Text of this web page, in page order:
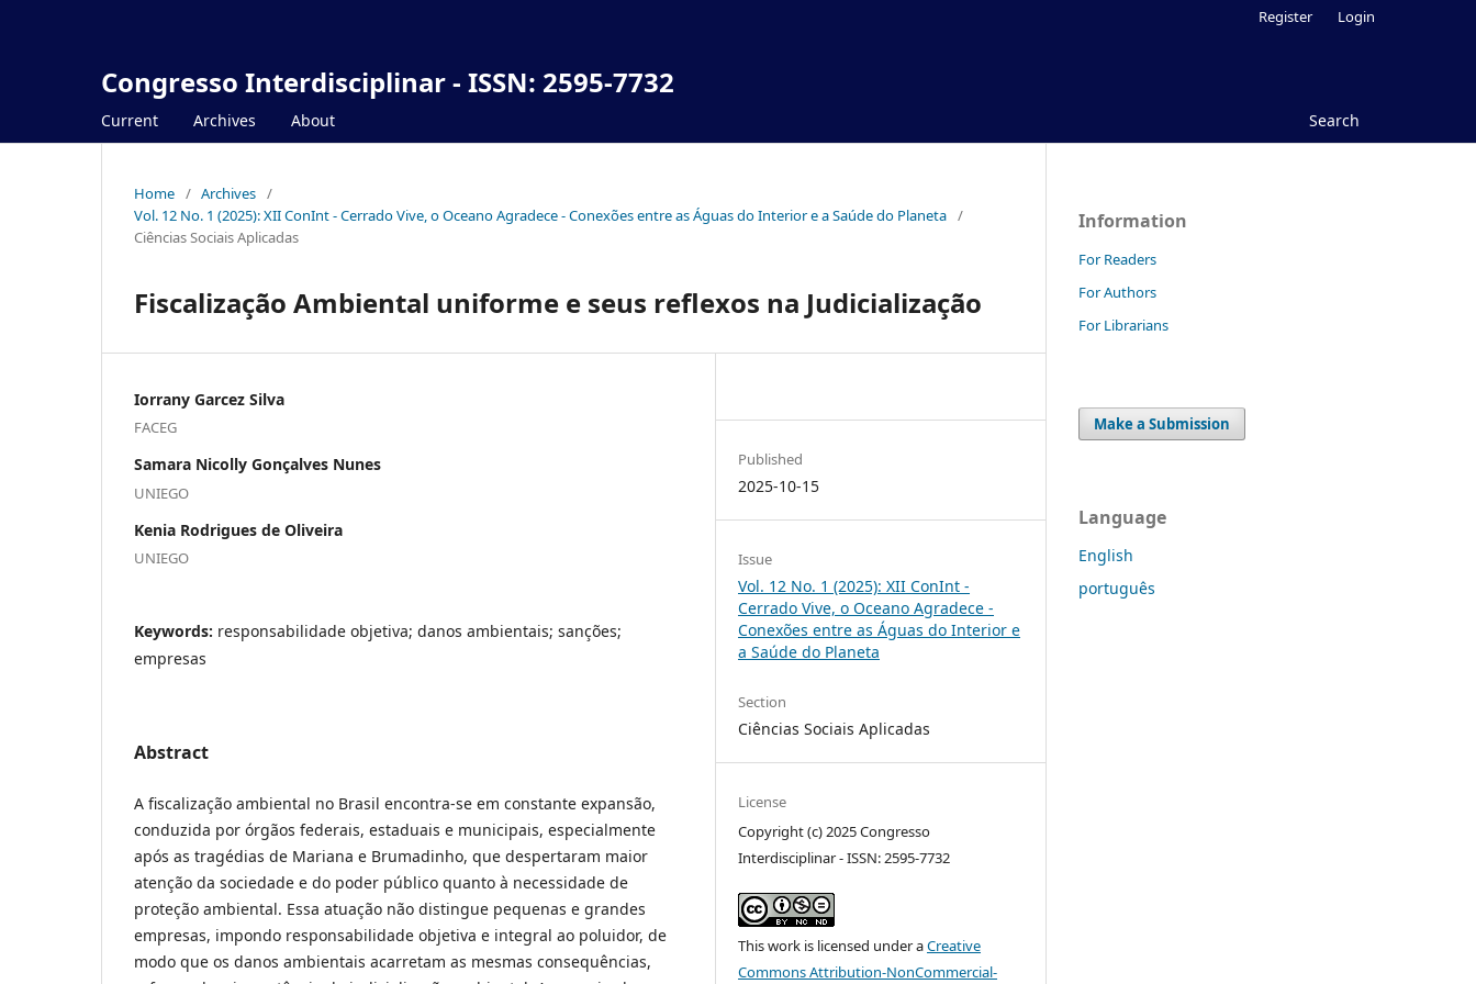
Congresso Interdisciplinar - ISSN: 2595-7732
Current Archives About Search
Register Login
Home / Archives /
Vol. 12 No. 1 (2025): XII ConInt - Cerrado Vive, o Oceano Agradece - Conexões entre as Águas do Interior e a Saúde do Planeta /
Ciências Sociais Aplicadas
Fiscalização Ambiental uniforme e seus reflexos na Judicialização
Iorrany Garcez Silva
FACEG
Samara Nicolly Gonçalves Nunes
UNIEGO
Kenia Rodrigues de Oliveira
UNIEGO
Keywords: responsabilidade objetiva; danos ambientais; sanções;
empresas
Abstract
A fiscalização ambiental no Brasil encontra-se em constante expansão,
conduzida por órgãos federais, estaduais e municipais, especialmente
após as tragédias de Mariana e Brumadinho, que despertaram maior
atenção da sociedade e do poder público quanto à necessidade de
proteção ambiental. Essa atuação não distingue pequenas e grandes
empresas, impondo responsabilidade objetiva e integral ao poluidor, de
modo que os danos ambientais acarretam as mesmas consequências,
Published
2025-10-15
Issue
Vol. 12 No. 1 (2025): XII ConInt -
Cerrado Vive, o Oceano Agradece -
Conexões entre as Águas do Interior e
a Saúde do Planeta
Section
Ciências Sociais Aplicadas
License
Copyright (c) 2025 Congresso
Interdisciplinar - ISSN: 2595-7732
This work is licensed under aCreative
Commons Attribution-NonCommercial-
Information
For Readers
For Authors
For Librarians
Make a Submission
Language
English
português